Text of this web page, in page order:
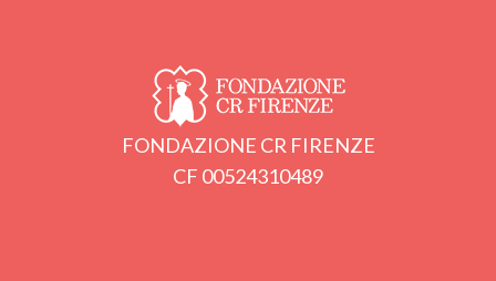
FONDAZIONE CR FIRENZE
CF 00524310489